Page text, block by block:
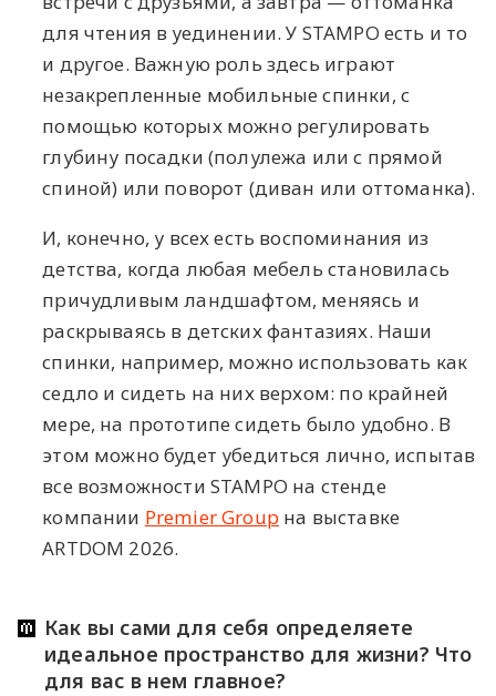
для чтения в уединении. У STAMPO есть и то
и другое. Важную роль здесь играют
незакрепленные мобильные спинки, с
помощью которых можно регулировать
глубину посадки (полулежа или с прямой
спиной) или поворот (диван или оттоманка).
И, конечно, у всех есть воспоминания из
детства, когда любая мебель становилась
причудливым ландшафтом, меняясь и
раскрываясь в детских фантазиях. Наши
спинки, например, можно использовать как
седло и сидеть на них верхом: по крайней
мере, на прототипе сидеть было удобно. В
этом можно будет убедиться лично, испытав
все возможности STAMPO на стенде
компании Premier Group на выставке
ARTDOM 2026.
Как вы сами для себя определяете
идеальное пространство для жизни? Что
для вас в нем главное?